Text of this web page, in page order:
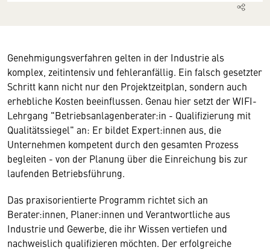
Genehmigungsverfahren gelten in der Industrie als
komplex, zeitintensiv und fehleranfällig. Ein falsch gesetzter
Schritt kann nicht nur den Projektzeitplan, sondern auch
erhebliche Kosten beeinflussen. Genau hier setzt der WIFI-
Lehrgang "Betriebsanlagenberater:in - Qualifizierung mit
Qualitätssiegel" an: Er bildet Expert:innen aus, die
Unternehmen kompetent durch den gesamten Prozess
begleiten - von der Planung über die Einreichung bis zur
laufenden Betriebsführung.
Das praxisorientierte Programm richtet sich an
Berater:innen, Planer:innen und Verantwortliche aus
Industrie und Gewerbe, die ihr Wissen vertiefen und
nachweislich qualifizieren möchten. Der erfolgreiche